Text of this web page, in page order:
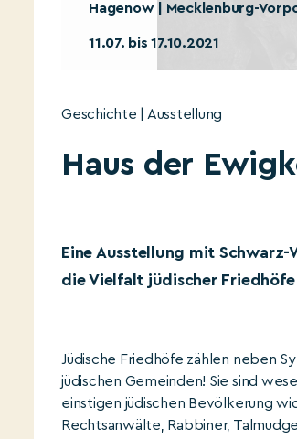
Hagenow | Mecklenburg-
11.07. bis 17.10.2021
Geschichte | Ausstellung
Haus der
Eine Ausstellung mit
die Vielfalt jüdischer
Jüdische Friedhöfe zählen neben
jüdischen Gemeinden! Sie sind
einstigen jüdischen Bevölkerung
Rechtsanwälte, Rabbiner,